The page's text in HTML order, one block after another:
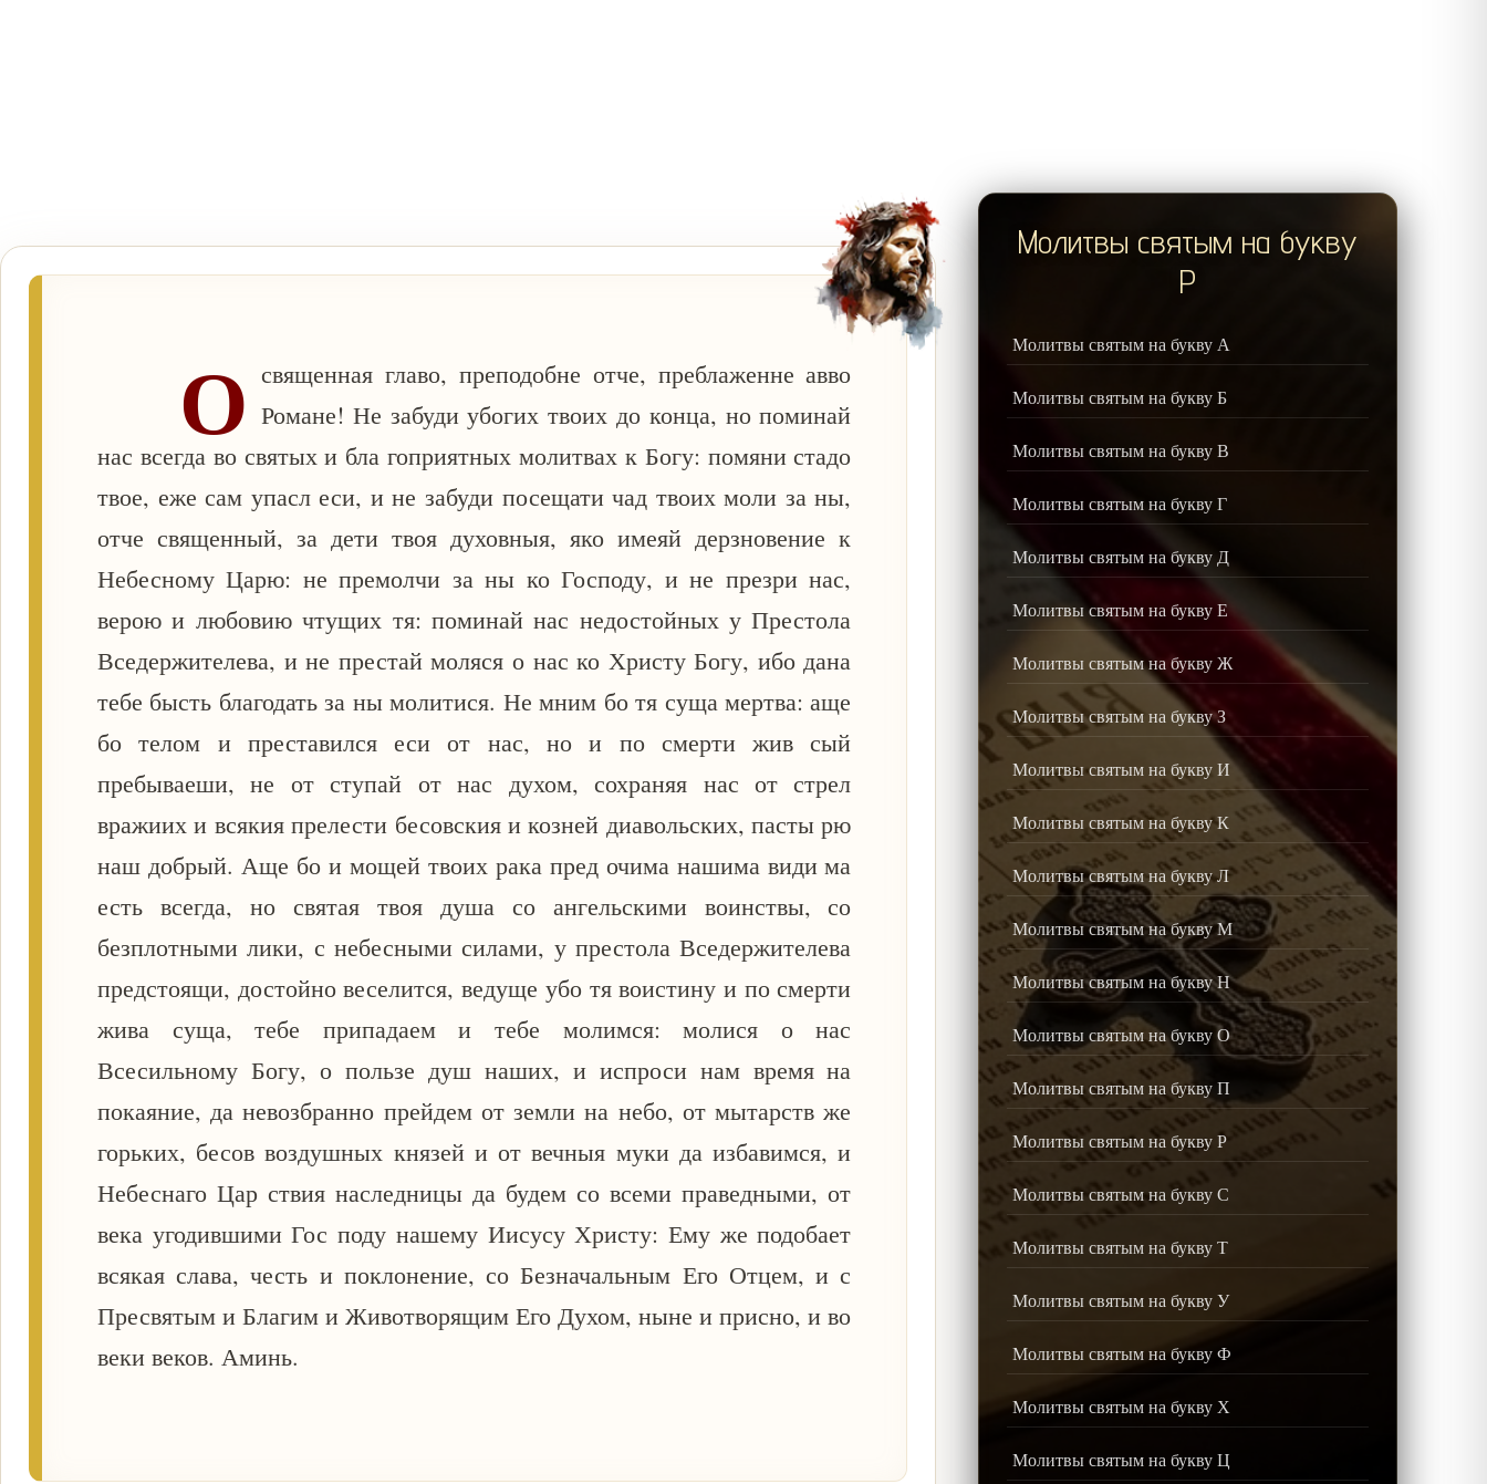
О священная главо, преподобне отче, преблаженне авво
Романе! Не забуди убогих твоих до конца, но поминай
нас всегда во святых и бла гоприятных молитвах к Богу: помяни стадо
твое, еже сам упасл еси, и не забуди посещати чад твоих моли за ны,
отче священный, за дети твоя духовныя, яко имеяй дерзновение к
Небесному Царю: не премолчи за ны ко Господу, и не презри нас,
верою и любовию чтущих тя: поминай нас недостойных у Престола
Вседержителева, и не престай моляся о нас ко Христу Богу, ибо дана
тебе бысть благодать за ны молитися. Не мним бо тя суща мертва: аще
бо телом и преставился еси от нас, но и по смерти жив сый
пребываеши, не от ступай от нас духом, сохраняя нас от стрел
вражиих и всякия прелести бесовския и козней диавольских, пасты рю
наш добрый. Аще бо и мощей твоих рака пред очима нашима види ма
есть всегда, но святая твоя душа со ангельскими воинствы, со
безплотными лики, с небесными силами, у престола Вседержителева
предстоящи, достойно веселится, ведуще убо тя воистину и по смерти
жива суща, тебе припадаем и тебе молимся: молися о нас
Всесильному Богу, о пользе душ наших, и испроси нам время на
покаяние, да невозбранно прейдем от земли на небо, от мытарств же
горьких, бесов воздушных князей и от вечныя муки да избавимся, и
Небеснаго Цар ствия наследницы да будем со всеми праведными, от
века угодившими Гос поду нашему Иисусу Христу: Ему же подобает
всякая слава, честь и поклонение, со Безначальным Его Отцем, и с
Пресвятым и Благим и Животворящим Его Духом, ныне и присно, и во
веки веков. Аминь.
Молитвы святым на букву
Р
Молитвы святым на букву А
Молитвы святым на букву Б
Молитвы святым на букву В
Молитвы святым на букву Г
Молитвы святым на букву Д
Молитвы святым на букву Е
Молитвы святым на букву Ж
Молитвы святым на букву З
Молитвы святым на букву И
Молитвы святым на букву К
Молитвы святым на букву Л
Молитвы святым на букву М
Молитвы святым на букву Н
Молитвы святым на букву О
Молитвы святым на букву П
Молитвы святым на букву Р
Молитвы святым на букву С
Молитвы святым на букву Т
Молитвы святым на букву У
Молитвы святым на букву Ф
Молитвы святым на букву Х
Молитвы святым на букву Ц